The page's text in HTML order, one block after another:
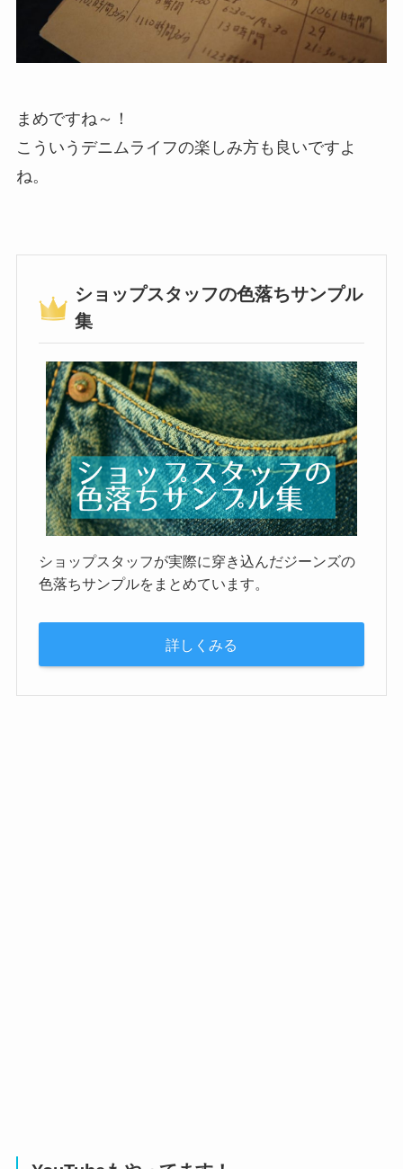
まめですね～！
こういうデニムライフの楽しみ方も良いですよ
ね。
ショップスタッフの色落ちサンプル
集
ショップスタッフが実際に穿き込んだジーンズの
色落ちサンプルをまとめています。
詳しくみる